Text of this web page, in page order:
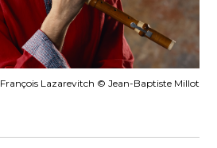
François Lazarevitch © Jean-Baptiste Millot